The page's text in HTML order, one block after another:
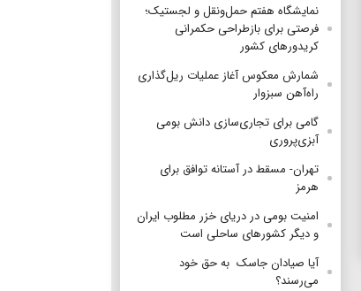
نمایشگاه هفتم حمل‌ونقل و لجستیک؛
فرصتی برای بازطراحی حکمرانی
کریدورهای کشور
شمارش معکوس آغاز عملیات ریل‌گذاری
راه‌آهن سبزوار
گامی برای تجاری‌سازی دانش بومی
آبزی‌پروری
تهران- مسقط در آستانه توافق برای
هرمز
امنیت بومی در دریای خزر مطلوب ایران
و دیگر کشورهای ساحلی است
آیا صیادان جاسک به حق خود
می‌رسند؟